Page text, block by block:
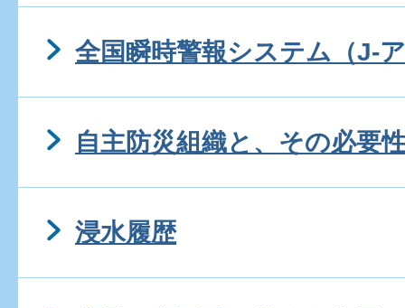
全国瞬時警報システム（J-
自主防災組織と、その必要
浸水履歴